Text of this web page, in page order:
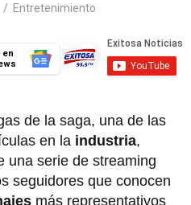
/ Entretenimiento
en
de la saga, una de las
en la industria,
una serie de streaming
seguidores que conocen
más representativos